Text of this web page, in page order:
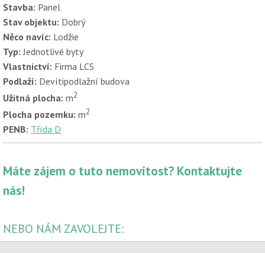
Stavba: Panel
Stav objektu: Dobrý
Něco navíc: Lodžie
Typ: Jednotlivé byty
Vlastnictví: Firma LCS
Podlaží: Devítipodlažní budova
Užitná plocha: m2
Plocha pozemku: m2
PENB: Třída D
Máte zájem o tuto nemovitost? Kontaktujte
nás!
NEBO NÁM ZAVOLEJTE: